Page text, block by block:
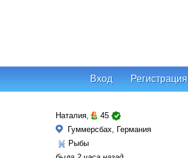
Регистрация
Вход
Наталия,
45
Гуммерсбах, Германия
Рыбы